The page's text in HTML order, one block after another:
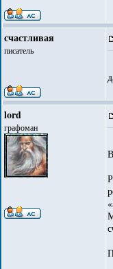
счастливая
писатель
lord
графоман